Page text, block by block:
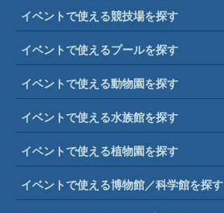
イベントで使える競技場を探す
イベントで使えるプールを探す
イベントで使える動物園を探す
イベントで使える水族館を探す
イベントで使える植物園を探す
イベントで使える博物館／科学館を探す